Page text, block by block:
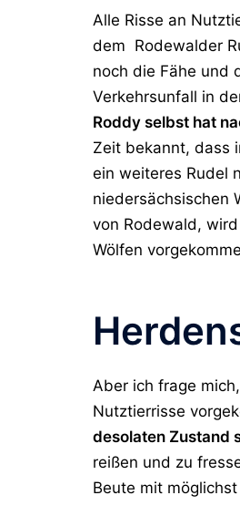
Alle Risse an
dem Rodewalder
noch die Fähe und
Verkehrsunfall in
Roddy selbst hat
Zeit bekannt, dass
ein weiteres Rudel
niedersächsischen
von Rodewald,
Wölfen
Aber ich frage
Nutztierrisse
desolaten Zustand
reißen und zu
Beute mit